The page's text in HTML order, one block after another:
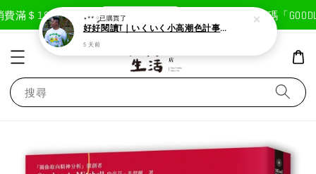
＄1800免運費 現在去購物！ 首次註冊輸入折扣碼「
搜尋
⋆** ༘已購買了
好好閱讀T｜いくいく小高潮色計事務所X好好生活書店聯名款
5 天前